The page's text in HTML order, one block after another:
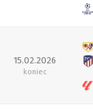
15.02.2026
koniec